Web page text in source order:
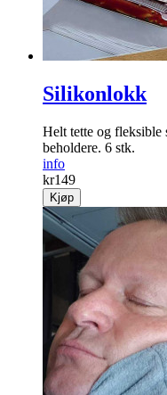
Silikonlokk
Helt tette og fleksible
beholdere. 6 stk.
info
kr149
Kjøp